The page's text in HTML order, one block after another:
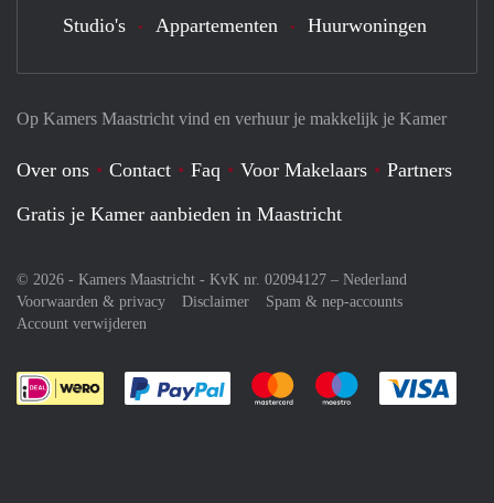
Op Kamers Maastricht vind en verhuur je makkelijk je Kamer
Over ons Contact Faq Voor Makelaars
Partners
Gratis je Kamer aanbieden in Maastricht
© 2026 - Kamers Maastricht - KvK nr. 02094127 – Nederland
Voorwaarden & privacy
Disclaimer
Spam & nep-accounts
Account verwijderen
Je rekent gemakkelijk af met Paypal
Je rekent gemakkelijk af met
Je rekent
Studio's Appartementen Huurwoningen